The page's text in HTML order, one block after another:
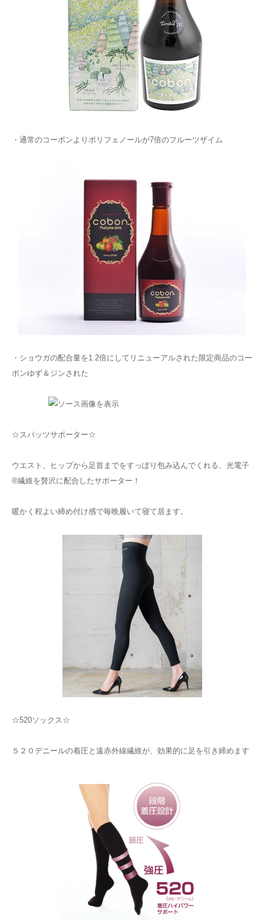
・通常のコーボンよりポリフェノールが7倍のフルーツザイム
・ショウガの配合量を1.2倍にしてリニューアルされた限定商品のコー
ボンゆず＆ジンされた
☆スパッツサポーター☆
ウエスト、ヒップから足首までをすっぽり包み込んでくれる、光電子
®繊維を贅沢に配合したサポーター！
暖かく程よい締め付け感で毎晩履いて寝て居ます。
☆520ソックス☆
５２０デニールの着圧と遠赤外線繊維が、効果的に足を引き締めます